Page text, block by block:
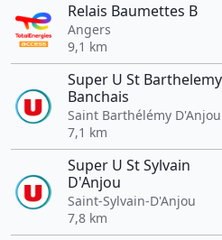
Relais Baumettes B
Angers
9,1 km
Super U St Barthelemy
Banchais
Saint Barthélémy D'Anjou
7,1 km
Super U St Sylvain
D'Anjou
Saint-Sylvain-D'Anjou
7,8 km